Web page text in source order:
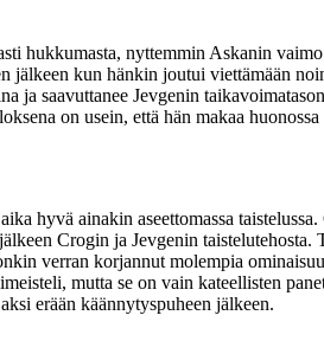
hukkumasta, nyttemmin Askanin
jälkeen kun hänkin joutui viettämään
ja saavuttanee Jevgenin
on usein, että hän makaa
hyvä ainakin aseettomassa
Crogin ja Jevgenin
verran korjannut molempia
mutta se on vain kateellisten
erään käännytyspuheen jälkeen.